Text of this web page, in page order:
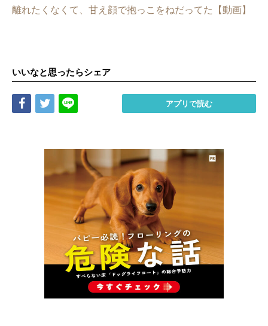
離れたくなくて、甘え顔で抱っこをねだってた【動画】
いいなと思ったらシェア
Share Tweet アプリで読む